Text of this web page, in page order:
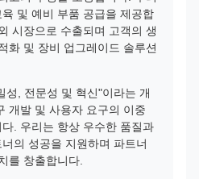
및 예비 부품 공급을 제공합
시장으로 수출되며 고객의 생
화 및 장비 업그레이드 솔루션
성, 전문성 및 혁신"이라는 개
개발 및 사용자 요구의 이중
. 우리는 항상 우수한 품질과
의 성공을 지원하며 파트너
를 창출합니다.